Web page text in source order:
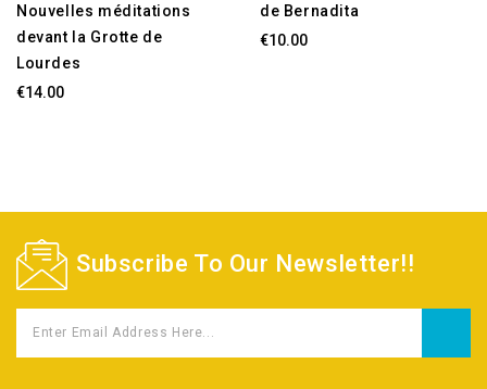
Nouvelles méditations
devant la Grotte de
Lourdes
€14.00
de Bernadita
€10.00
Subscribe To Our Newsletter!!